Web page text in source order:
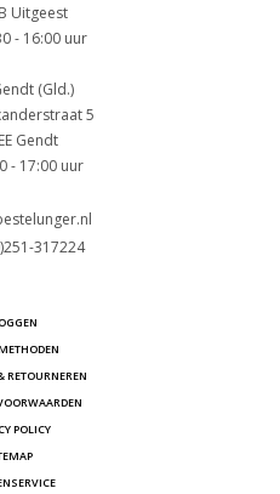
Uitgeest
- 16:00 uur
(Gld.)
5
Gendt
- 17:00 uur
317224
RETOURNEREN
POLICY